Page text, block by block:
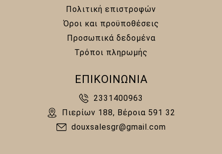
Πολιτική επιστροφών
Όροι και προϋποθέσεις
Προσωπικά δεδομένα
Τρόποι πληρωμής
ΕΠΙΚΟΙΝΩΝΙΑ
2331400963
Πιερίων 188, Βέροια 591 32
douxsalesgr@gmail.com